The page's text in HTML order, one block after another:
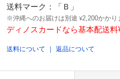
送料マーク：
「Ｂ」
※沖縄へのお届けは別途 ¥2,200かかり
ディノスカードなら基本配送料
送料について ｜返品について